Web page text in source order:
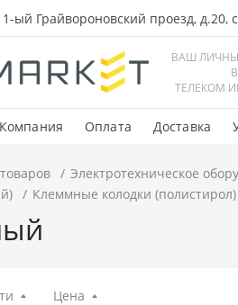
ый Грайвороновский проезд, д.20,
ВАШ
В
ТЕЛЕКОМ
Компания Оплата Доставка
Электротехническое
Клеммные колодки (полистирол)
Цена